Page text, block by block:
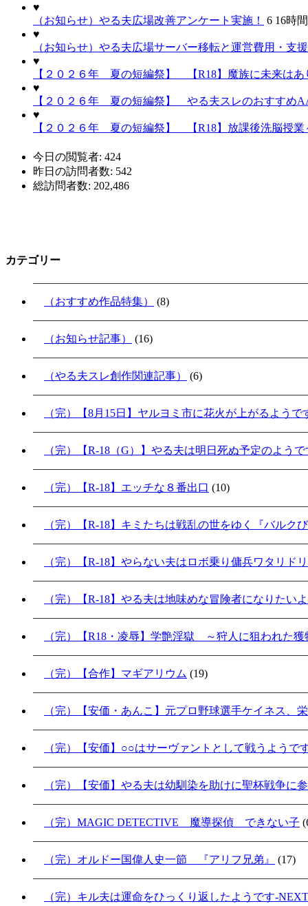
♥
（お知らせ）やる夫広場改善アンケート実施！
6 16時
♥
（お知らせ）やる夫広場サーバー移転と運営費用・支
♥
【２０２６年 夏の短編祭】 【R18】魔族に未来は
♥
【２０２６年 夏の短編祭】 やる夫スレのおすすめ
♥
【２０２６年 夏の短編祭】 【R18】放課後洗脳授
今日の閲覧者: 424
昨日の訪問者数: 542
総訪問者数: 202,486
カテゴリー
（おすすめ作品特集） (8)
（お知らせ記事） (16)
（やる夫スレ創作関連記事） (6)
（完）【8月15日】ヤルヨミ市に花火が上がるよう
（完）【R-18（G）】やる夫は明日死ぬ予定のよう
（完）【R-18】エッチな８番出口 (10)
（完）【R-18】キミたちは戦乱の世をゆく『バルク
（完）【R-18】やらない夫はロボ乗り傭兵ワタリド
（完）【R-18】やる夫は地味めな冒険者になりたい
（完）【R18・凌辱】学艶淫獄 ～狩人に狙われた獲
（完）【合作】マギアリウム (19)
（完）【安価・あんこ】元プロ野球選手ケイネス、
（完）【安価】○○はサーヴァントとして戦うようで
（完）【安価】やる夫は幼馴染を助けに聖杯戦争に
（完）MAGIC DETECTIVE 魔導探偵 できない子
（完）オルドー国偉人史一節 『アリフ兄弟』 (17)
（完）キル夫は運命をひっくり返したようです-